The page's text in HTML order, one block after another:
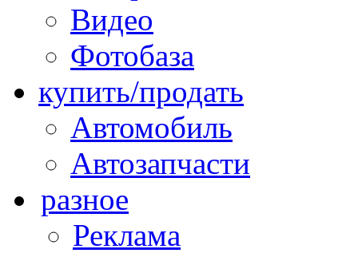
Видео
Фотобаза
купить/продать
Автомобиль
Автозапчасти
разное
Реклама